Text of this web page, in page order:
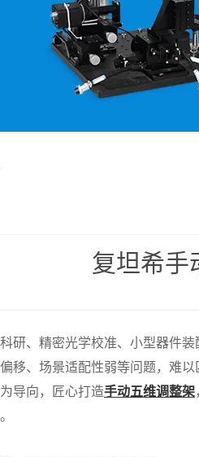
复坦希手
、精密光学校准、小型器件装
移、场景适配性弱等问题，难
导向，匠心打造手动五维调整架